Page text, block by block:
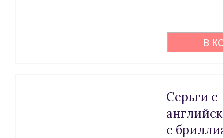
В
Серьги с
с